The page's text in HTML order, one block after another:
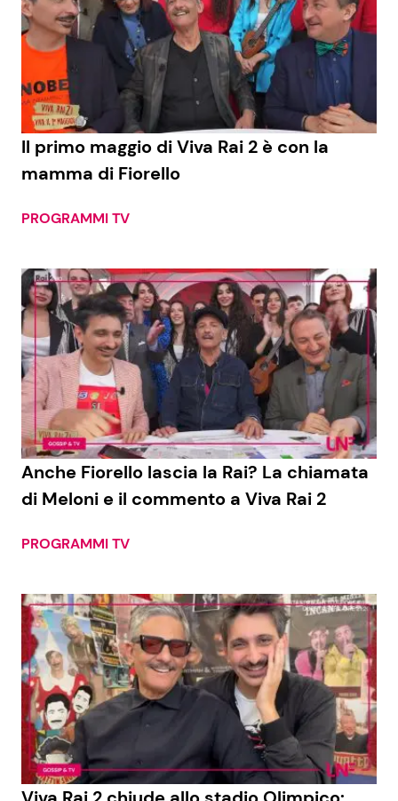
Il primo maggio di Viva Rai 2 è con la
mamma di Fiorello
PROGRAMMI TV
Anche Fiorello lascia la Rai? La chiamata
di Meloni e il commento a Viva Rai 2
PROGRAMMI TV